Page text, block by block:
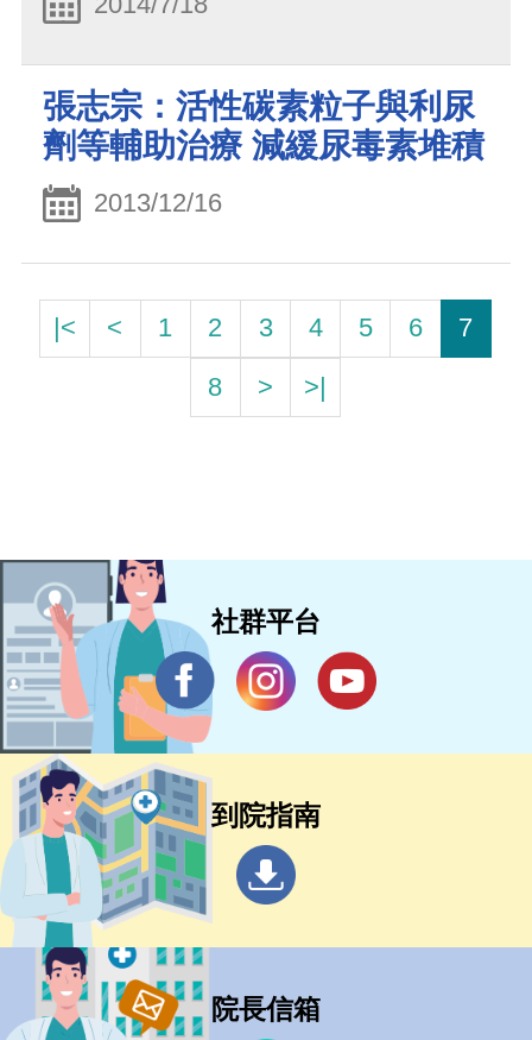
張志宗：活性碳素粒子與利尿
劑等輔助治療 減緩尿毒素堆積
2013/12/16
|< < 1 2 3 4 5 6
7
8
> >|
社群平台
到院指南
院長信箱